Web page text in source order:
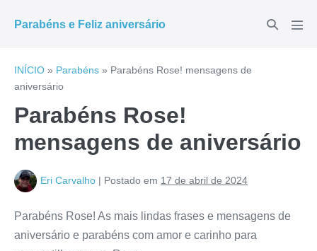
para
conteúdo
Parabéns e Feliz aniversário
Alternar
INÍCIO » Parabéns » Parabéns Rose! mensagens de
aniversário
Parabéns Rose!
mensagens de aniversário
Eri Carvalho | Postado em 17 de abril de 2024
Parabéns Rose! As mais lindas frases e mensagens de
aniversário e parabéns com amor e carinho para